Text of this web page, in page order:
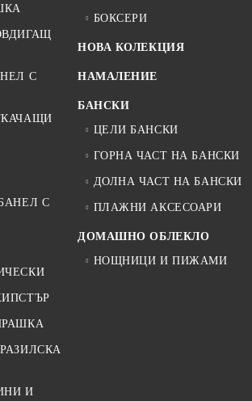
С
С
И
БОКСЕРИ
НОВА КОЛЕКЦИЯ
НАМАЛЕНИЕ
БАНСКИ
ЦЕЛИ БАНСКИ
ГОРНА ЧАСТ НА БАНСКИ
ДОЛНА ЧАСТ НА БАНСКИ
ПЛАЖНИ АКСЕСОАРИ
ДОМАШНО ОБЛЕКЛО
НОЩНИЦИ И ПИЖАМИ